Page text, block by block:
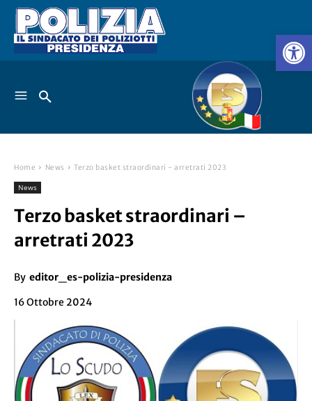
Home News Terzo basket straordinari - arretrati 2023
News
Terzo basket straordinari –
arretrati 2023
By editor_es-polizia-presidenza
16 Ottobre 2024